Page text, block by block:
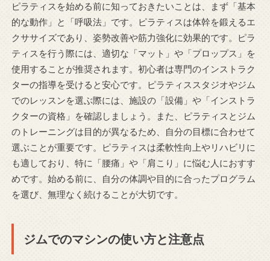
ピラティスを始める前に知っておきたいことは、まず「基本
的な動作」と「呼吸法」です。ピラティスは体幹を鍛えるエ
クササイズであり、姿勢改善や筋力強化に効果的です。ピラ
ティスを行う際には、適切な「マット」や「プロップス」を
使用することが推奨されます。初心者は専門のインストラク
ターの指導を受けると安心です。ピラティススタジオやジム
でのレッスンを選ぶ際には、施設の「設備」や「インストラ
クターの資格」を確認しましょう。また、ピラティスとジム
のトレーニングは目的が異なるため、自分の目標に合わせて
選ぶことが重要です。ピラティスは柔軟性向上やリハビリに
も適しており、特に「腰痛」や「肩こり」に悩む人におすす
めです。始める前に、自分の体調や目的に合ったプログラム
を選び、無理なく続けることが大切です。
ジムでのマシンの使い方と注意点